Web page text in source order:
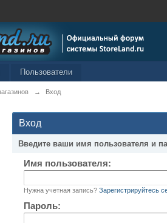
Пользователи
→ Вход
Вход
Введите ваши имя пользователя и
Имя пользователя:
Нужна учетная запись? Зарегистрируйтесь
Пароль: